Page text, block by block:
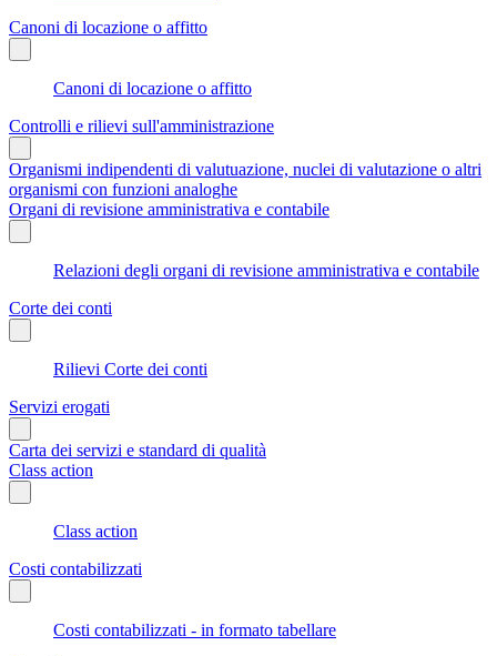
Canoni di locazione o affitto
Canoni di locazione o affitto
Controlli e rilievi sull'amministrazione
Organismi indipendenti di valutuazione, nuclei di valutazione o altri
organismi con funzioni analoghe
Organi di revisione amministrativa e contabile
Relazioni degli organi di revisione amministrativa e contabile
Corte dei conti
Rilievi Corte dei conti
Servizi erogati
Carta dei servizi e standard di qualità
Class action
Class action
Costi contabilizzati
Costi contabilizzati - in formato tabellare